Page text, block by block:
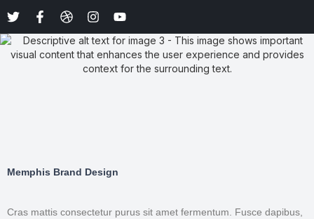
Memphis Brand Design
Cras mattis consectetur purus sit amet fermentum. Fusce dapibus,